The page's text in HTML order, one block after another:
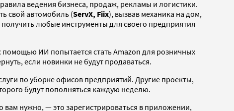
ведения бизнеса, продаж, рекламы и логистики.
свой автомобиль (ServX, Fiix), вызвав механика на дом,
любые инструменты для своего предприятия
помощью ИИ попытается стать Amazon для розничных
если новинки не будут продаваться.
по уборке офисов предприятий. Другие проекты,
будут пополняться каждую неделю.
вам нужно, — это зарегистрироваться в приложении,